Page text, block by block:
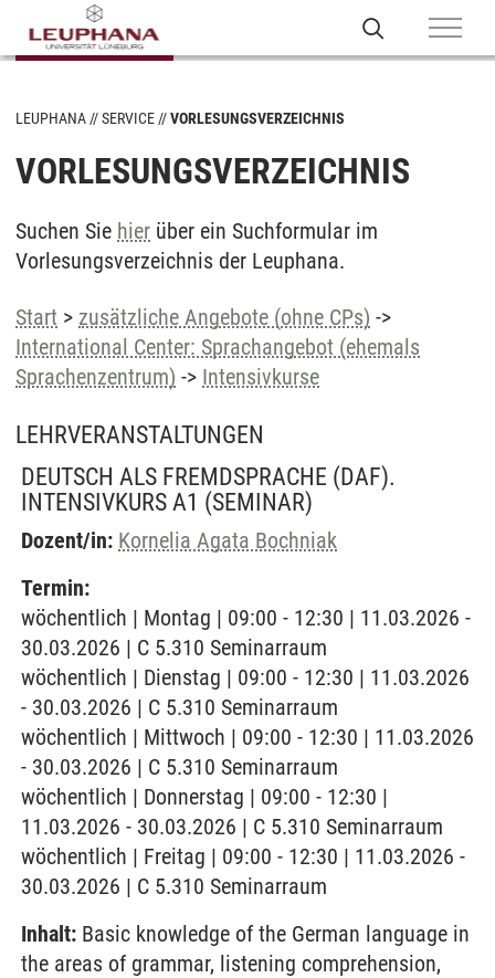
LEUPHANA SERVICE VORLESUNGSVERZEICHNIS
VORLESUNGSVERZEICHNIS
Suchen Sie hier über ein Suchformular im
Vorlesungsverzeichnis der Leuphana.
Start > zusätzliche Angebote (ohne CPs) ->
International Center: Sprachangebot (ehemals
Sprachenzentrum) -> Intensivkurse
LEHRVERANSTALTUNGEN
DEUTSCH ALS FREMDSPRACHE (DAF).
INTENSIVKURS A1 (SEMINAR)
Dozent/in: Kornelia Agata Bochniak
Termin:
wöchentlich | Montag | 09:00 - 12:30 | 11.03.2026 -
30.03.2026 | C 5.310 Seminarraum
wöchentlich | Dienstag | 09:00 - 12:30 | 11.03.2026
- 30.03.2026 | C 5.310 Seminarraum
wöchentlich | Mittwoch | 09:00 - 12:30 | 11.03.2026
- 30.03.2026 | C 5.310 Seminarraum
wöchentlich | Donnerstag | 09:00 - 12:30 |
11.03.2026 - 30.03.2026 | C 5.310 Seminarraum
wöchentlich | Freitag | 09:00 - 12:30 | 11.03.2026 -
30.03.2026 | C 5.310 Seminarraum
Inhalt: Basic knowledge of the German language in
the areas of grammar, listening comprehension,